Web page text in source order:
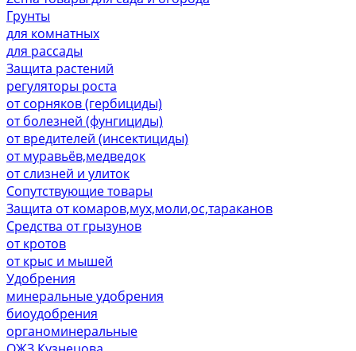
Грунты
для комнатных
для рассады
Защита растений
регуляторы роста
от сорняков (гербициды)
от болезней (фунгициды)
от вредителей (инсектициды)
от муравьёв,медведок
от слизней и улиток
Сопутствующие товары
Защита от комаров,мух,моли,ос,тараканов
Средства от грызунов
от кротов
от крыс и мышей
Удобрения
минеральные удобрения
биоудобрения
органоминеральные